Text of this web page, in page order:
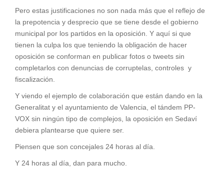
Pero estas justificaciones no son nada más que el reflejo de
la prepotencia y desprecio que se tiene desde el gobierno
municipal por los partidos en la oposición. Y aquí si que
tienen la culpa los que teniendo la obligación de hacer
oposición se conforman en publicar fotos o tweets sin
completarlos con denuncias de corruptelas, controles y
fiscalización.
Y viendo el ejemplo de colaboración que están dando en la
Generalitat y el ayuntamiento de Valencia, el tándem PP-
VOX sin ningún tipo de complejos, la oposición en Sedaví
debiera plantearse que quiere ser.
Piensen que son concejales 24 horas al día.
Y 24 horas al día, dan para mucho.